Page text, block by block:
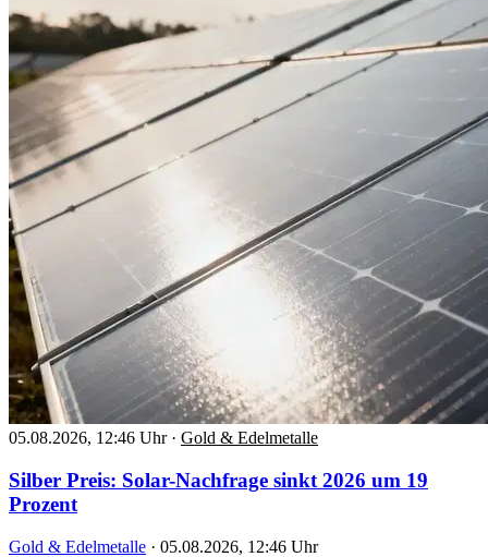
05.08.2026, 12:46 Uhr · Gold & Edelmetalle
Silber Preis: Solar-Nachfrage sinkt 2026 um 19
Prozent
Gold & Edelmetalle · 05.08.2026, 12:46 Uhr